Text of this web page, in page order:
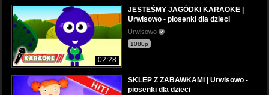
02:28
JESTEŚMY JAGÓDKI KARAOKE |
Urwisowo - piosenki dla dzieci
Urwisowo
1080p
SKLEP Z ZABAWKAMI | Urwisowo -
piosenki dla dzieci